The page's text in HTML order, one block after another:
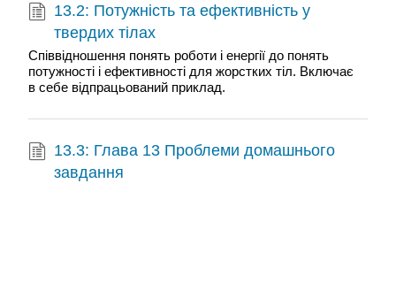
13.2: Потужність та ефективність у
твердих тілах
Співвідношення понять роботи і енергії до понять
потужності і ефективності для жорстких тіл. Включає
в себе відпрацьований приклад.
13.3: Глава 13 Проблеми домашнього
завдання